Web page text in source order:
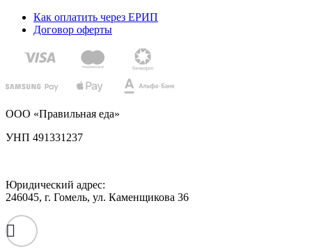
Как оплатить через ЕРИП
Договор оферты
ООО «Правильная еда»
УНП 491331237
Юридический адрес:
246045, г. Гомель, ул. Каменщикова 36